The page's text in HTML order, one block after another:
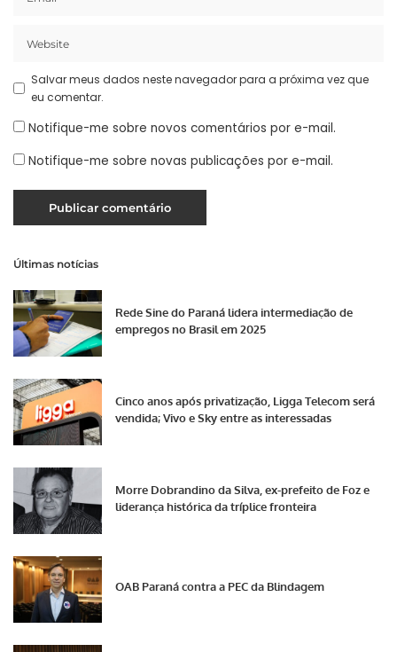
Salvar meus dados neste navegador para a próxima vez que
eu comentar.
Notifique-me sobre novos comentários por e-mail.
Notifique-me sobre novas publicações por e-mail.
Últimas notícias
Rede Sine do Paraná lidera intermediação de
empregos no Brasil em 2025
Cinco anos após privatização, Ligga Telecom será
vendida; Vivo e Sky entre as interessadas
Morre Dobrandino da Silva, ex-prefeito de Foz e
liderança histórica da tríplice fronteira
OAB Paraná contra a PEC da Blindagem